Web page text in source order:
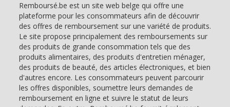
Remboursé.be est un site web belge qui offre une
plateforme pour les consommateurs afin de découvrir
des offres de remboursement sur une variété de produits.
Le site propose principalement des remboursements sur
des produits de grande consommation tels que des
produits alimentaires, des produits d'entretien ménager,
des produits de beauté, des articles électroniques, et bien
d'autres encore. Les consommateurs peuvent parcourir
les offres disponibles, soumettre leurs demandes de
remboursement en ligne et suivre le statut de leurs